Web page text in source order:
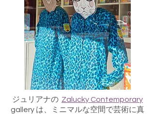
ジュリアナの Zalucky Contemporary
gallery は、ミニマルな空間で芸術に真